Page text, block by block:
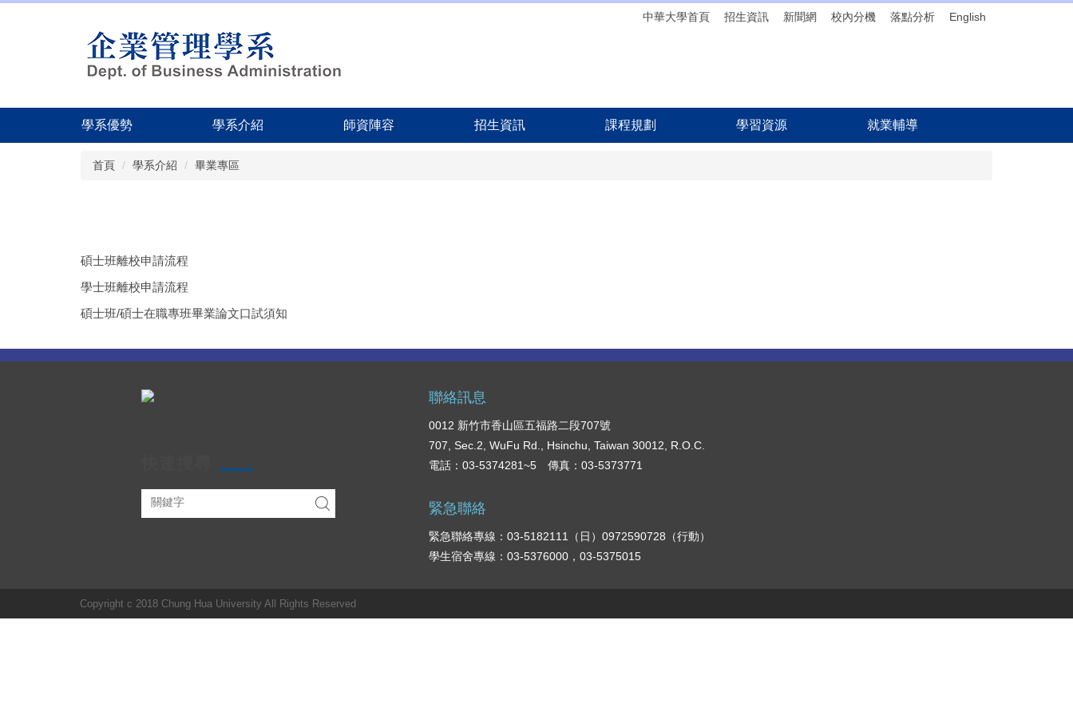
中華大學首頁 招生資訊 新聞網 校內分機 落點分析 English
學系優勢 學系介紹 師資陣容 招生資訊 課程規劃 學習資源 就業輔導
首頁 學系介紹 畢業專區
碩士班離校申請流程
學士班離校申請流程
碩士班/碩士在職專班畢業論文口試須知
聯絡訊息
0012 新竹市香山區五福路二段707號
707, Sec.2, WuFu Rd., Hsinchu, Taiwan 30012, R.O.C.
電話：03-5374281~5 傳真：03-5373771
緊急聯絡
緊急聯絡專線：03-5182111（日）0972590728（行動）
學生宿舍專線：03-5376000，03-5375015
Copyright c 2018 Chung Hua University All Rights Reserved